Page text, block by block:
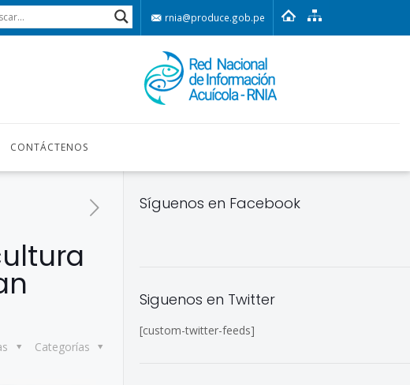
rnia@produce.gob.pe
CONTÁCTENOS
Categorías
Síguenos en Facebook
Siguenos en Twitter
[custom-twitter-feeds]